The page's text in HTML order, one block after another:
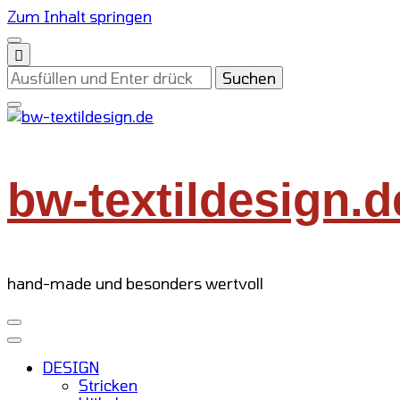
Zum Inhalt springen
Suchst
du
nach
etwas?
bw-
hand-made und besonders wertvoll
DESIGN
Stricken